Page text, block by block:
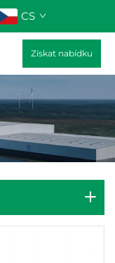
CS
Získat nabídku